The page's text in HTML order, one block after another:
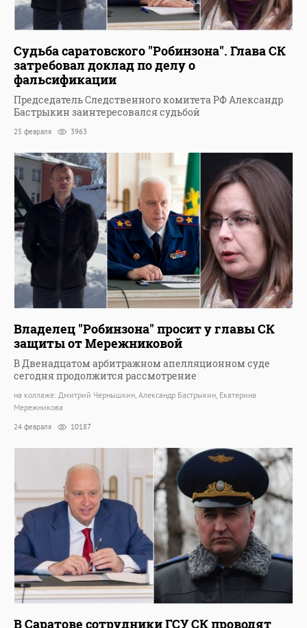
Судьба саратовского "Робинзона". Глава СК
затребовал доклад по делу о
фальсификации
Председатель Следственного комитета РФ Александр
Бастрыкин заинтересовался судьбой
25 февраля 3963
Владелец "Робинзона" просит у главы СК
защиты от Мережниковой
В Двенадцатом арбитражном апелляционном суде
сегодня продолжится рассмотрение
на коллаже: Дмитрий Чернышкин, Александр Бастрыкин, Екатерина
Мережникова
24 февраля 10187
В Саратове сотрудники ГСУ СК проводят